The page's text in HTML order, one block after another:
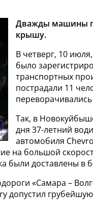
Дважды машины
крышу.
В четверг, 10
было
транспортных
пострадали 11
Так, в
дня 37-летний
автомобиля
на большой
были доставлены в
«Самара –
допустил